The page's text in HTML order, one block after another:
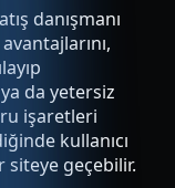
danışmanı
ya da yetersiz
işaretleri
kullanıcı
geçebilir.